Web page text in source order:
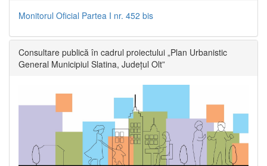
Monitorul Oficial Partea I nr. 452 bis
Consultare publică în cadrul proiectului „Plan Urbanistic
General Municipiul Slatina, Județul Olt”